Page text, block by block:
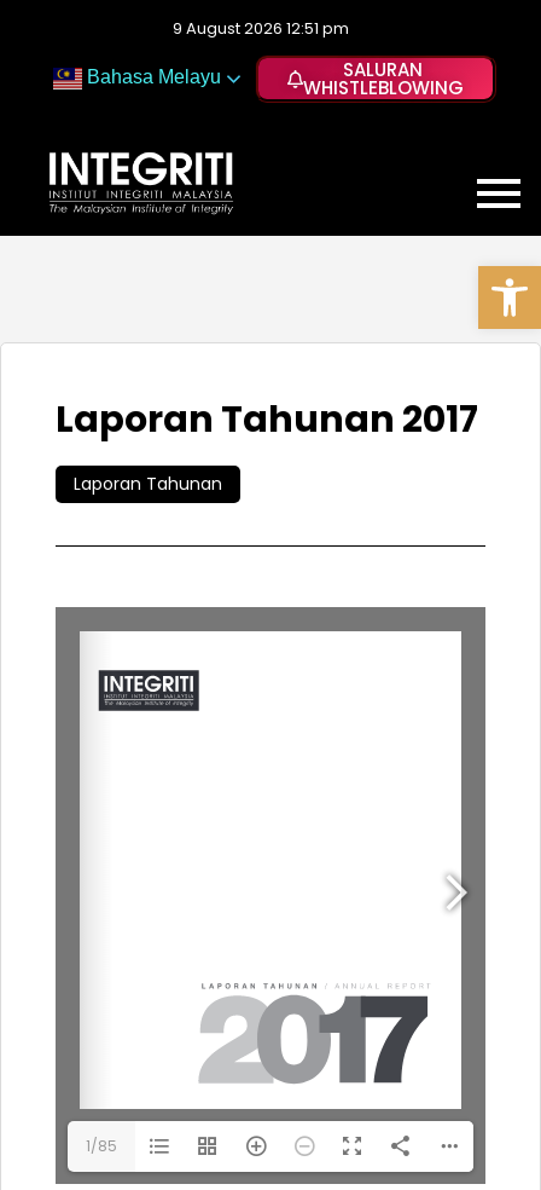
9 August 2026 12:51 pm
Bahasa Melayu SALURAN
WHISTLEBLOWING
Laporan Tahunan 2017
Laporan Tahunan
1/85